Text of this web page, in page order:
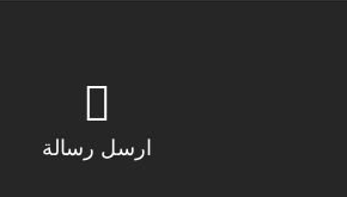
ارسل رسالة